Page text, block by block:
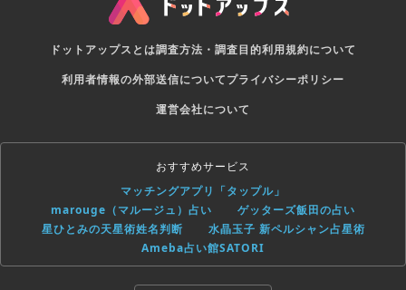
ドットアップスとは調査方法・調査目的利用規約について
利用者情報の外部送信についてプライバシーポリシー
運営会社について
おすすめサービス
マッチングアプリ「タップル」
marouge（マルージュ）占い
ゲッターズ飯田の占い
星ひとみの天星術姓名判断
水晶玉子 新ペルシャン占星術
Ameba占い館SATORI